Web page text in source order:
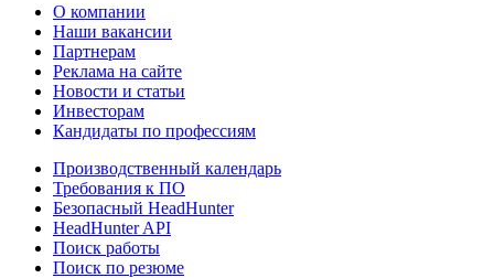
О компании
Наши вакансии
Партнерам
Реклама на сайте
Новости и статьи
Инвесторам
Кандидаты по профессиям
Производственный календарь
Требования к ПО
Безопасный HeadHunter
HeadHunter API
Поиск работы
Поиск по резюме